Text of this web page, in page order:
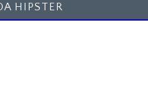
HIPSTER